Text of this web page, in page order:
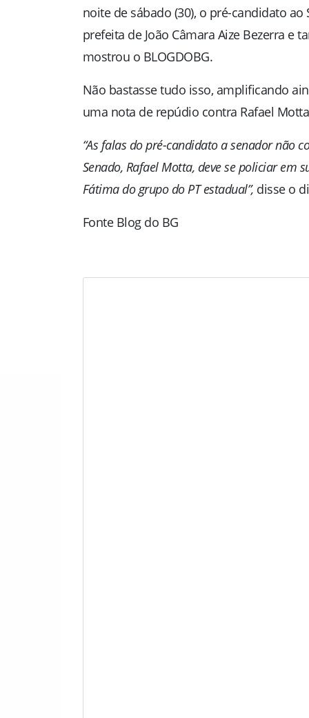
noite de sábado (30), o pré-candidato
prefeita de João Câmara Aize Bezerra e
mostrou o BLOGDOBG.
Não bastasse tudo isso, amplificando
uma nota de repúdio contra Rafael
“As falas do pré-candidato a senador não
Senado, Rafael Motta, deve se policiar em
Fátima do grupo do PT estadual”, disse o
Fonte Blog do BG